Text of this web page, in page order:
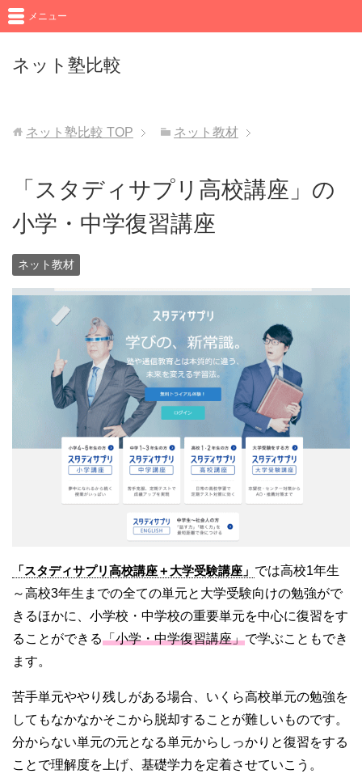
ネット塾比較
メニュー
ネット塾比較 TOP ネット教材
「スタディサプリ高校講座」の
小学・中学復習講座
ネット教材
「スタディサプリ高校講座＋大学受験講座」 では高校1年生
～高校3年生までの全ての単元と大学受験向けの勉強がで
きるほかに、小学校・中学校の重要単元を中心に復習をす
ることができる「小学・中学復習講座」で学ぶこともでき
ます。
苦手単元ややり残しがある場合、いくら高校単元の勉強を
してもなかなかそこから脱却することが難しいものです。
分からない単元の元となる単元からしっかりと復習をする
ことで理解度を上げ、基礎学力を定着させていこう。